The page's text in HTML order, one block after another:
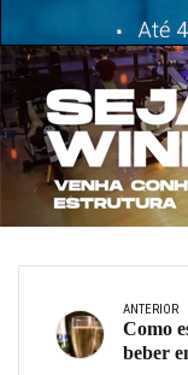
ANTERIOR
Como
beber